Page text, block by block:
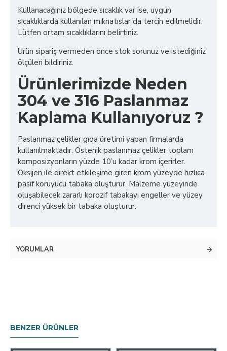
Kullanacağınız bölgede sıcaklık var ise, uygun
sıcaklıklarda kullanılan mıknatıslar da tercih edilmelidir.
Lütfen ortam sıcaklıklarını belirtiniz.
Ürün sipariş vermeden önce stok sorunuz ve istediğiniz
ölçüleri bildiriniz.
Ürünlerimizde Neden
304 ve 316 Paslanmaz
Kaplama Kullanıyoruz ?
Paslanmaz çelikler gıda üretimi yapan firmalarda
kullanılmaktadır. Östenik paslanmaz çelikler toplam
komposizyonların yüzde 10’u kadar krom içerirler.
Oksijen ile direkt etkileşime giren krom yüzeyde hızlıca
pasif koruyucu tabaka oluşturur. Malzeme yüzeyinde
oluşabilecek zararlı korozif tabakayı engeller ve yüzey
direnci yüksek bir tabaka oluşturur.
YORUMLAR
BENZER ÜRÜNLER